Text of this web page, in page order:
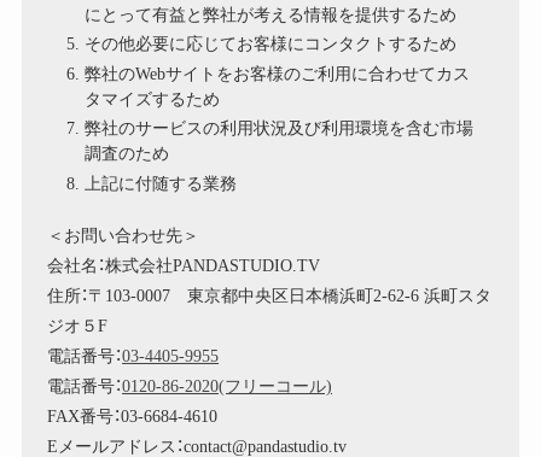
にとって有益と弊社が考える情報を提供するため
その他必要に応じてお客様にコンタクトするため
弊社のWebサイトをお客様のご利用に合わせてカス
タマイズするため
弊社のサービスの利用状況及び利用環境を含む市場
調査のため
上記に付随する業務
＜お問い合わせ先＞
会社名：株式会社PANDASTUDIO.TV
住所：〒103-0007 東京都中央区日本橋浜町2-62-6 浜町スタ
ジオ５F
電話番号：03-4405-9955
電話番号：0120-86-2020(フリーコール)
FAX番号：03-6684-4610
Eメールアドレス：contact@pandastudio.tv